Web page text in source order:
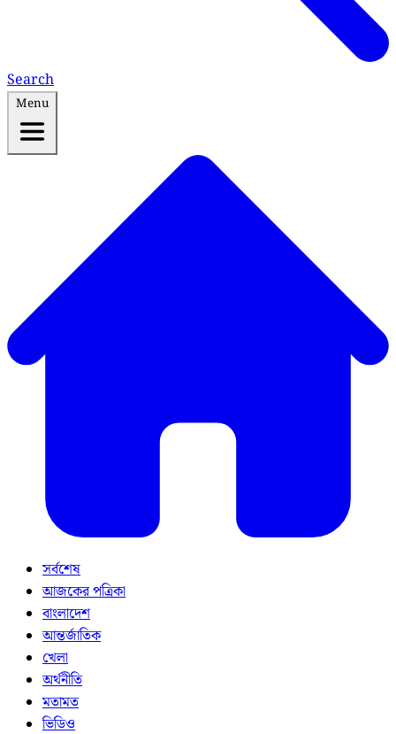
Search
Menu
সর্বশেষ
আজকের পত্রিকা
বাংলাদেশ
আন্তর্জাতিক
খেলা
অর্থনীতি
মতামত
ভিডিও